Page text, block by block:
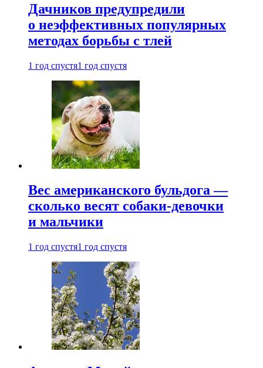
Дачников предупредили
о неэффективных популярных
методах борьбы с тлей
1 год спустя1 год спустя
Вес американского бульдога —
сколько весят собаки-девочки
и мальчики
1 год спустя1 год спустя